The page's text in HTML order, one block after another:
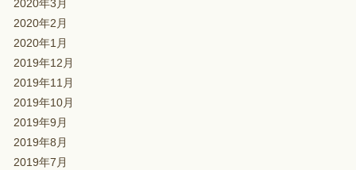
2020年3月
2020年2月
2020年1月
2019年12月
2019年11月
2019年10月
2019年9月
2019年8月
2019年7月